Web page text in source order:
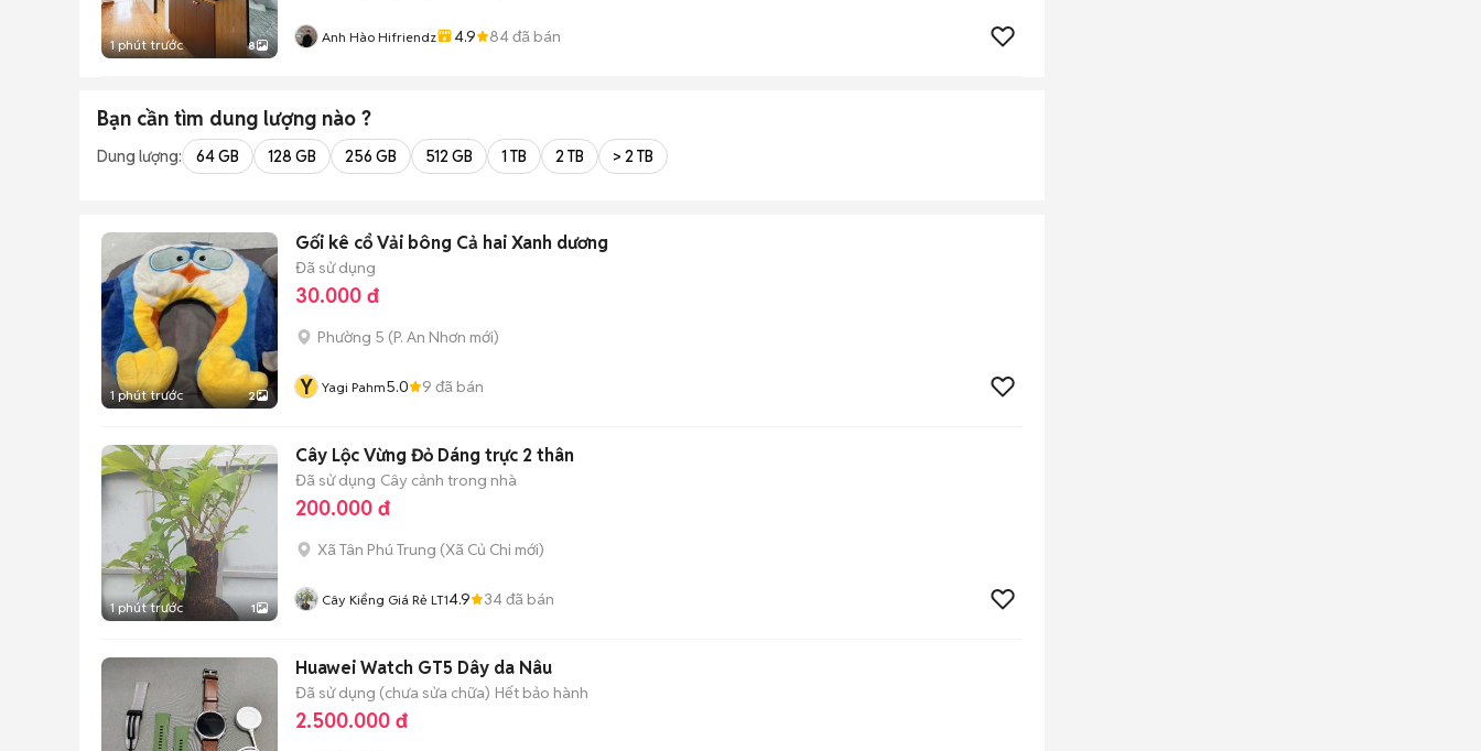
1 phút trước 8 Anh Hào Hifriendz 4.9 84đã bán
Bạn cần tìm dung lượng nào ?
Dung lượng: 64 GB 128 GB 256 GB 512 GB 1 TB 2 TB > 2 TB
1 phút trước 2
Gối kê cổ Vải bông Cả hai Xanh dương
Đã sử dụng
30.000 đ
Phường 5 (P. An Nhơn mới)
Y Yagi Pahm5.0 9 đã bán
1 phút trước 1
Cây Lộc Vừng Đỏ Dáng trực 2 thân
Đã sử dụng Cây cảnh trong nhà
200.000 đ
Xã Tân Phú Trung (Xã Củ Chi mới)
Cây Kiểng Giá Rẻ LT14.9 34đã bán
Huawei Watch GT5 Dây da Nâu
Đã sử dụng (chưa sửa chữa) Hết bảo hành
2.500.000 đ